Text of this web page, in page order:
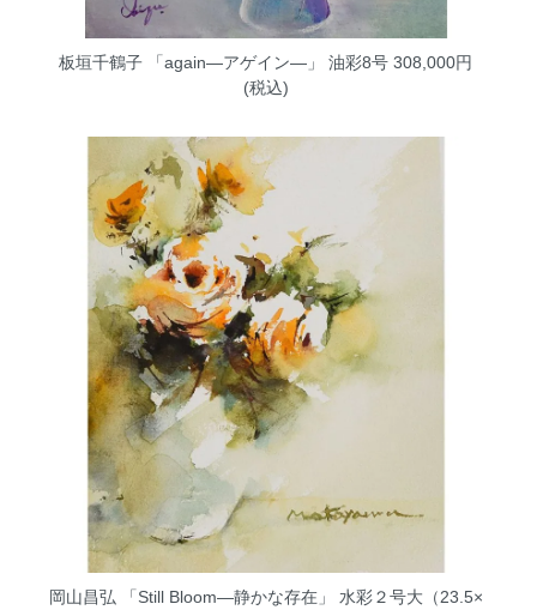
板垣千鶴子 「again―アゲイン―」 油彩8号 308,000円
(税込)
岡山昌弘 「Still Bloom―静かな存在」 水彩２号大（23.5×